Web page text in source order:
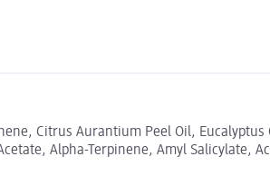
Citrus Aurantium Peel Oil, Eucalyptus
Alpha-Terpinene, Amyl Salicylate,